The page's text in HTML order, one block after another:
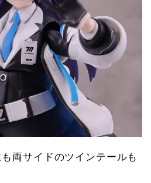
両サイドのツインテールも